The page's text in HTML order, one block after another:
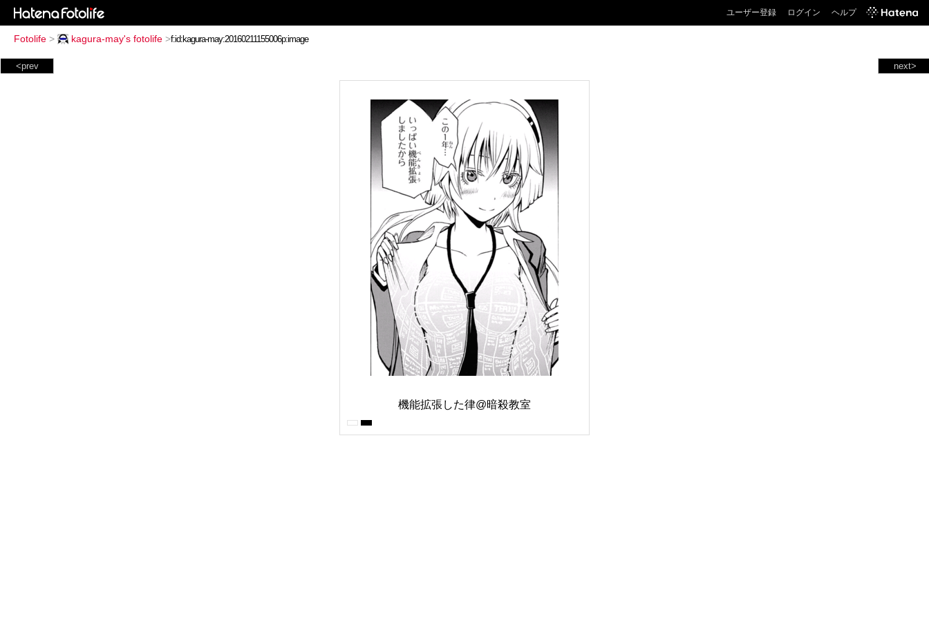
ユーザー登録 ログイン ヘルプ
Fotolife > kagura-may's fotolife >
next>
<prev
機能拡張した律@暗殺教室